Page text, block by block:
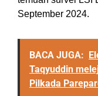
September 2024.
BACA JUGA:
Taqyuddin
Pilkada